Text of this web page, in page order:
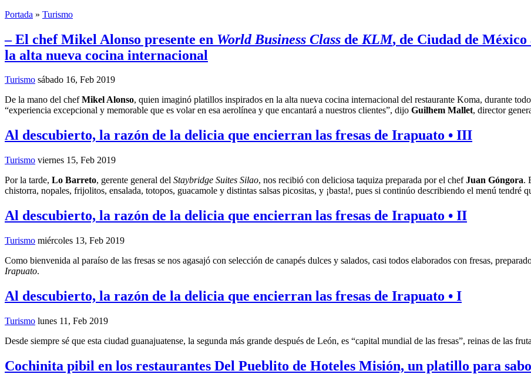
Portada » Turismo
– El chef Mikel Alonso presente en World Business Class de KLM, de Ciudad de
la alta nueva cocina internacional
Turismo sábado 16, Feb 2019
De la mano del chefMikel Alonso, quien imaginó platillos inspirados en la alta nueva cocina internacional del restaurante Koma, durante
“experiencia excepcional y memorable que es volar en esa aerolínea y que encantará a nuestros clientes”, dijo Guilhem Mallet, director
Al descubierto, la razón de la delicia que encierran las fresas de Irapuato • III
Turismo viernes 15, Feb 2019
Por la tarde, Lo Barreto, gerente general del Staybridge Suites Silao, nos recibió con deliciosa taquiza preparada por el chefJuan Góngora.
chistorra, nopales, frijolitos, ensalada, totopos, guacamole y distintas salsas picositas, y ¡basta!, pues si continúo describiendo el menú tendré
Al descubierto, la razón de la delicia que encierran las fresas de Irapuato • II
Turismo miércoles 13, Feb 2019
Como bienvenida al paraíso de las fresas se nos agasajó con selección de canapés dulces y salados, casi todos elaborados con fresas,
Irapuato.
Al descubierto, la razón de la delicia que encierran las fresas de Irapuato • I
Turismo lunes 11, Feb 2019
Desde siempre sé que esta ciudad guanajuatense, la segunda más grande después de León, es “capital mundial de las fresas”, reinas de las
Cochinita pibil en los restaurantes Del Pueblito de Hoteles Misión, un platillo para